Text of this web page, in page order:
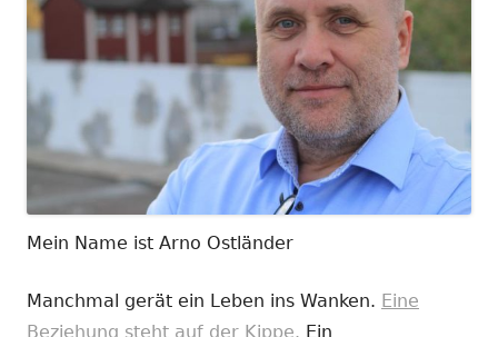
Mein Name ist Arno Ostländer
Manchmal gerät ein Leben ins Wanken. Eine
Beziehung steht auf der Kippe. Ein